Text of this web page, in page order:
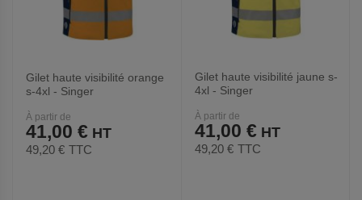
Gilet haute visibilité orange
s-4xl - Singer
À partir de
41,00 €
49,20 € TTC
Gilet haute visibilité jaune s-
4xl - Singer
À partir de
41,00 €
49,20 € TTC